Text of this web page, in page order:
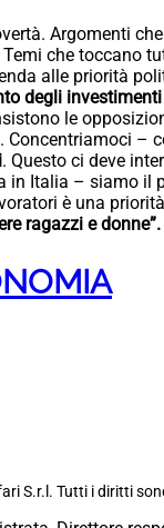
Argomenti
che toccano
alle priorità
degli
le
–
. Questo ci deve
in Italia – siamo il
è una
ragazzi e donne”.
S.r.l. Tutti i diritti